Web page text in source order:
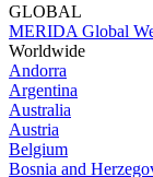
GLOBAL
MERIDA Global
Worldwide
Andorra
Argentina
Australia
Austria
Belgium
Bosnia and